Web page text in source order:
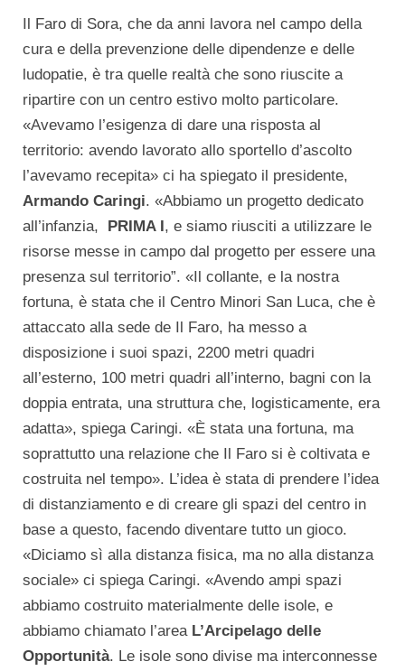
Il Faro di Sora, che da anni lavora nel campo della
cura e della prevenzione delle dipendenze e delle
ludopatie, è tra quelle realtà che sono riuscite a
ripartire con un centro estivo molto particolare.
«Avevamo l’esigenza di dare una risposta al
territorio: avendo lavorato allo sportello d’ascolto
l’avevamo recepita» ci ha spiegato il presidente,
Armando Caringi. «Abbiamo un progetto dedicato
all’infanzia, PRIMA I, e siamo riusciti a utilizzare le
risorse messe in campo dal progetto per essere una
presenza sul territorio”. «Il collante, e la nostra
fortuna, è stata che il Centro Minori San Luca, che è
attaccato alla sede de Il Faro, ha messo a
disposizione i suoi spazi, 2200 metri quadri
all’esterno, 100 metri quadri all’interno, bagni con la
doppia entrata, una struttura che, logisticamente, era
adatta», spiega Caringi. «È stata una fortuna, ma
soprattutto una relazione che Il Faro si è coltivata e
costruita nel tempo». L’idea è stata di prendere l’idea
di distanziamento e di creare gli spazi del centro in
base a questo, facendo diventare tutto un gioco.
«Diciamo sì alla distanza fisica, ma no alla distanza
sociale» ci spiega Caringi. «Avendo ampi spazi
abbiamo costruito materialmente delle isole, e
abbiamo chiamato l’area L’Arcipelago delle
Opportunità. Le isole sono divise ma interconnesse